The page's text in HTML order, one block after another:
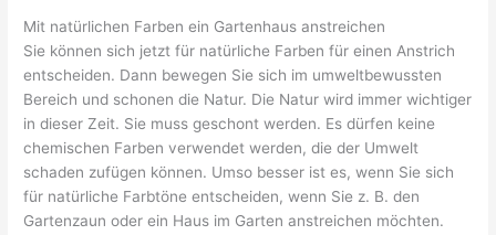
Mit natürlichen Farben ein Gartenhaus anstreichen
Sie können sich jetzt für natürliche Farben für einen Anstrich
entscheiden. Dann bewegen Sie sich im umweltbewussten
Bereich und schonen die Natur. Die Natur wird immer wichtiger
in dieser Zeit. Sie muss geschont werden. Es dürfen keine
chemischen Farben verwendet werden, die der Umwelt
schaden zufügen können. Umso besser ist es, wenn Sie sich
für natürliche Farbtöne entscheiden, wenn Sie z. B. den
Gartenzaun oder ein Haus im Garten anstreichen möchten.